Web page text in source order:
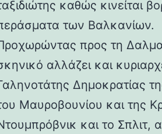
καθώς κινείται
των Βαλκανίων.
προς τη
αλλάζει και
Δημοκρατίας
Μαυροβουνίου και της
και το Σπλιτ,